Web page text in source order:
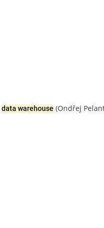
data warehouse (Ondřej